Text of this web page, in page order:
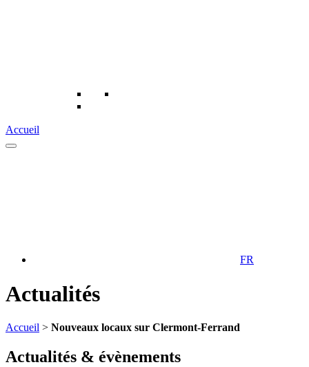
Accueil
FR
Actualités
Accueil > Nouveaux locaux sur Clermont-Ferrand
Actualités & évènements